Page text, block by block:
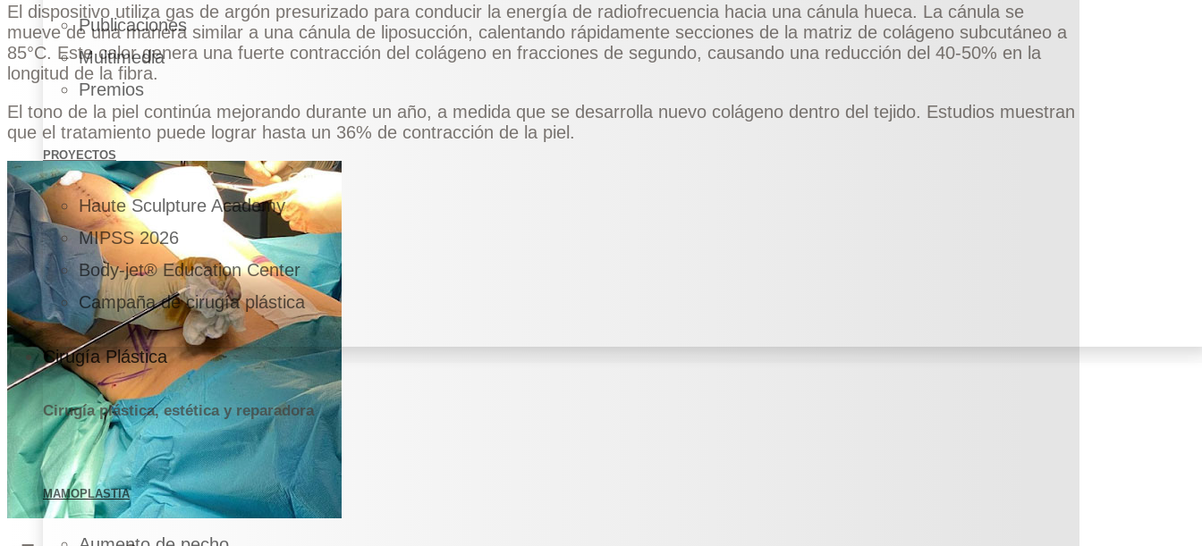
Publicaciones
Multimedia
Premios
PROYECTOS
Haute Sculpture Academy
MIPSS 2026
Body-jet® Education Center
Campaña de cirugía plástica
Cirugía Plástica
Cirugía plástica, estética y reparadora
MAMOPLASTIA
El dispositivo utiliza gas de argón presurizado para conducir la energía de radiofrecuencia hacia una cánula hueca. La cánula se
mueve de una manera similar a una cánula de liposucción, calentando rápidamente secciones de la matriz de colágeno subcutáneo a
85°C. Este calor genera una fuerte contracción del colágeno en fracciones de segundo, causando una reducción del 40-50% en la
longitud de la fibra.
El tono de la piel continúa mejorando durante un año, a medida que se desarrolla nuevo colágeno dentro del tejido. Estudios muestran
que el tratamiento puede lograr hasta un 36% de contracción de la piel.